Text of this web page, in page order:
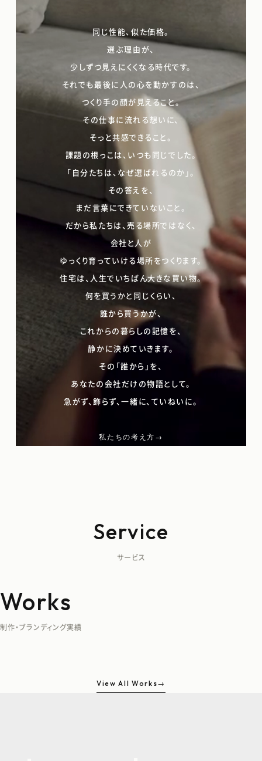
同じ性能、似た価格。
選ぶ理由が、
少しずつ見えにくくなる時代です。
それでも最後に人の心を動かすのは、
つくり手の顔が見えること。
その仕事に流れる想いに、
そっと共感できること。
課題の根っこは、いつも同じでした。
「自分たちは、なぜ選ばれるのか」。
その答えを、
まだ言葉にできていないこと。
だから私たちは、売る場所ではなく、
会社と人が
ゆっくり育っていける場所をつくります。
住宅は、人生でいちばん大きな買い物。
何を買うかと同じくらい、
誰から買うかが、
これからの暮らしの記憶を、
静かに決めていきます。
その「誰から」を、
あなたの会社だけの物語として。
急がず、飾らず、一緒に、ていねいに。
私たちの考え方 →
Service
サービス
Web Branding
Brand Design
Recruit Branding
Marketing
Works
制作・ブランディング実績
株式会社sumai
ひのき住宅
相模組の家
Sunsハウジング 住宅部門
アイフルホーム鳥取
株式会社en’to
View All Works→